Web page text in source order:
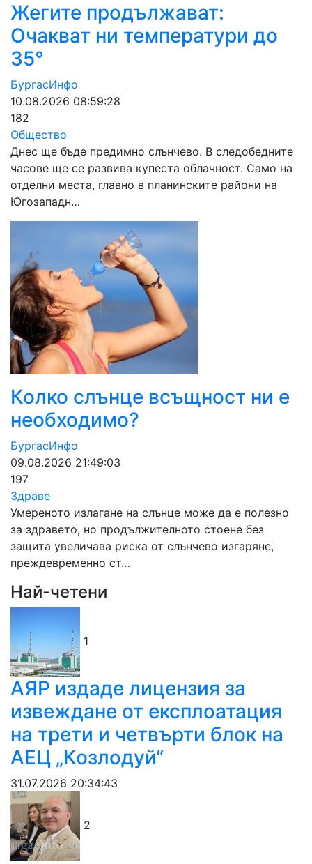
Жегите продължават:
Очакват ни температури до
35°
БургасИнфо
10.08.2026 08:59:28
182
Общество
Днес ще бъде предимно слънчево. В следобедните
часове ще се развива купеста облачност. Само на
отделни места, главно в планинските райони на
Югозападн…
Колко слънце всъщност ни е
необходимо?
БургасИнфо
09.08.2026 21:49:03
197
Здраве
Умереното излагане на слънце може да е полезно
за здравето, но продължителното стоене без
защита увеличава риска от слънчево изгаряне,
преждевременно ст…
Най-четени
1
АЯР издаде лицензия за
извеждане от експлоатация
на трети и четвърти блок на
АЕЦ „Козлодуй“
31.07.2026 20:34:43
2